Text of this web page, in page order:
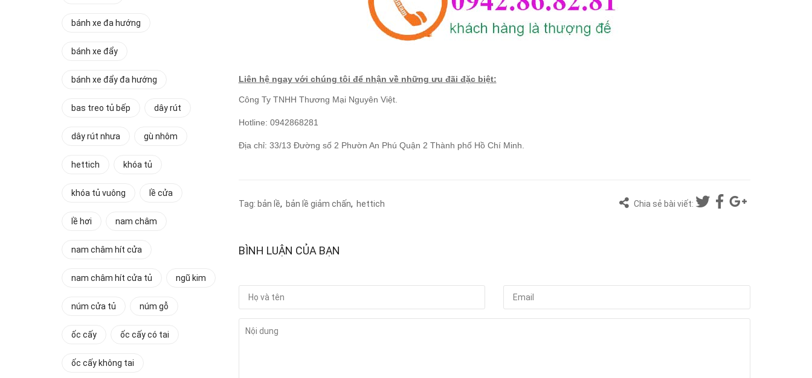
Liên hệ ngay với chúng tôi để nhận về những ưu đãi đặc biệt:
Công Ty TNHH Thương Mại Nguyên Việt.
Hotline: 0942868281
Địa chỉ: 33/13 Đường số 2 Phườn An Phú Quận 2 Thành phố Hồ Chí Minh.
Tag: bản lề, bản lề giảm chấn, hettich Chia sẻ bài viết:
BÌNH LUẬN CỦA BẠN
bánh xe đa hướng
bánh xe đẩy
bánh xe đẩy đa hướng
bas treo tủ bếp dây rút
dây rút nhưa gù nhôm
hettich khóa tủ
khóa tủ vuông lề cửa
lề hơi nam châm
nam châm hít cửa
nam châm hít cửa tủ ngũ kim
núm cửa tủ núm gỗ
ốc cấy ốc cấy có tai
ốc cấy không tai